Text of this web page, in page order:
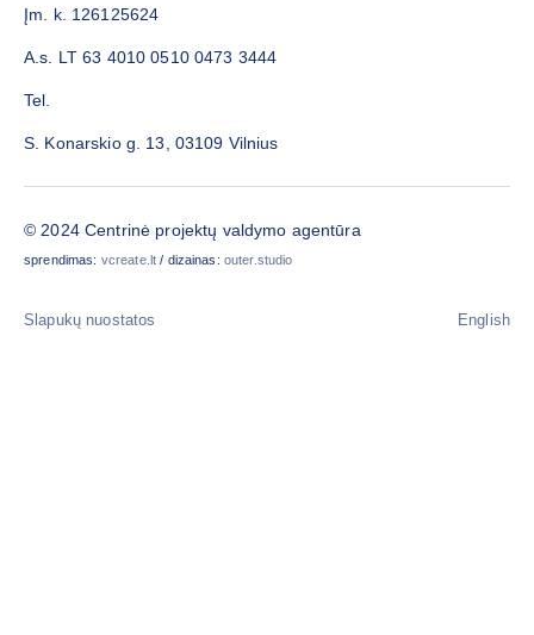
Įm. k. 126125624
A.s. LT 63 4010 0510 0473 3444
Tel.
S. Konarskio g. 13, 03109 Vilnius
© 2024 Centrinė projektų valdymo agentūra
sprendimas: vcreate.lt / dizainas: outer.studio
Slapukų nuostatos English